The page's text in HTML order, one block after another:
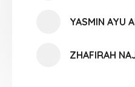
YASMIN AYU
ZHAFIRAH